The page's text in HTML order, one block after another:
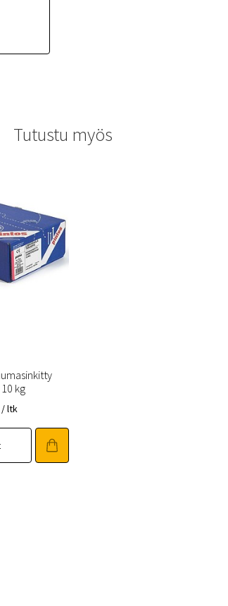
Tutustu myös
kg
/ ltk